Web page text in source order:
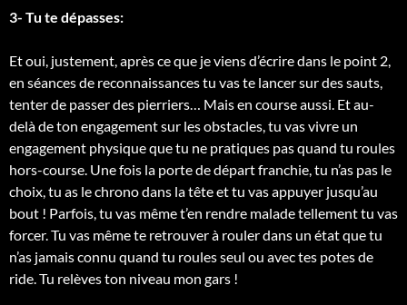
3- Tu te dépasses:
Et oui, justement, après ce que je viens d’écrire dans le point 2,
en séances de reconnaissances tu vas te lancer sur des sauts,
tenter de passer des pierriers… Mais en course aussi. Et au-
delà de ton engagement sur les obstacles, tu vas vivre un
engagement physique que tu ne pratiques pas quand tu roules
hors-course. Une fois la porte de départ franchie, tu n’as pas le
choix, tu as le chrono dans la tête et tu vas appuyer jusqu’au
bout ! Parfois, tu vas même t’en rendre malade tellement tu vas
forcer. Tu vas même te retrouver à rouler dans un état que tu
n’as jamais connu quand tu roules seul ou avec tes potes de
ride. Tu relèves ton niveau mon gars !